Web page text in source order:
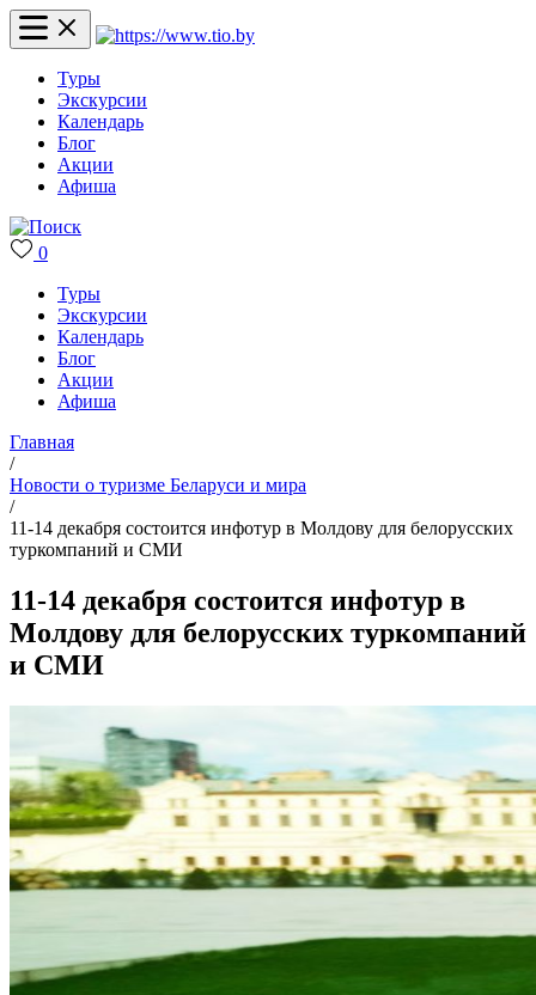
Туры
Экскурсии
Календарь
Блог
Акции
Афиша
0
Туры
Экскурсии
Календарь
Блог
Акции
Афиша
Главная
/
Новости о туризме Беларуси и мира
/
11-14 декабря состоится инфотур в Молдову для белорусских
туркомпаний и СМИ
11-14 декабря состоится инфотур в
Молдову для белорусских туркомпаний
и СМИ